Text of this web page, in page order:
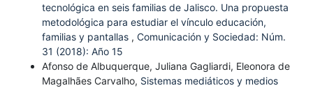
tecnológica en seis familias de Jalisco. Una propuesta
metodológica para estudiar el vínculo educación,
familias y pantallas , Comunicación y Sociedad: Núm.
31 (2018): Año 15
Afonso de Albuquerque, Juliana Gagliardi, Eleonora de
Magalhães Carvalho, Sistemas mediáticos y medios